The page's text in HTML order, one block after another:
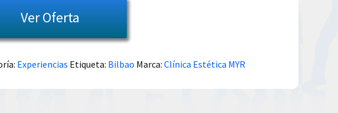
era:
80.00€.
es:
29.99€.
Ver Oferta
Experiencias Etiqueta: Bilbao Marca:Clínica Estética MYR